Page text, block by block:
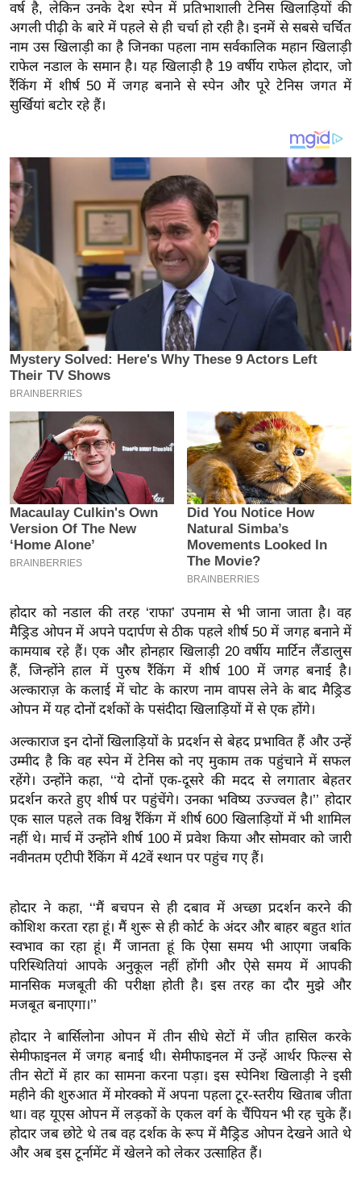
ष
ज्ञ
रा
य
ब
खे
ल
क्रि
के
ट
P
L
2
0
2
म
ई
-
पे
प
मि
सा
ल
बे
मि
ल
श
ख्सि
य
त
यं
इं
डि
या
सा
हि
ज
ग
त
ऑ
टो
व
वर्ष है, लेकिन उनके देश स्पेन में प्रतिभाशाली टेनिस खिलाड़ियों की
अगली पीढ़ी के बारे में पहले से ही चर्चा हो रही है। इनमें से सबसे चर्चित
नाम उस खिलाड़ी का है जिनका पहला नाम सर्वकालिक महान खिलाड़ी
राफेल नडाल के समान है। यह खिलाड़ी है 19 वर्षीय राफेल होदार, जो
रैंकिंग में शीर्ष 50 में जगह बनाने से स्पेन और पूरे टेनिस जगत में
सुर्खियां बटोर रहे हैं।
होदार को नडाल की तरह ‘राफा’ उपनाम से भी जाना जाता है। वह
मैड्रिड ओपन में अपने पदार्पण से ठीक पहले शीर्ष 50 में जगह बनाने में
कामयाब रहे हैं। एक और होनहार खिलाड़ी 20 वर्षीय मार्टिन लैंडालुस
हैं, जिन्होंने हाल में पुरुष रैंकिंग में शीर्ष 100 में जगह बनाई है।
अल्काराज़ के कलाई में चोट के कारण नाम वापस लेने के बाद मैड्रिड
ओपन में यह दोनों दर्शकों के पसंदीदा खिलाड़ियों में से एक होंगे।
अल्काराज इन दोनों खिलाड़ियों के प्रदर्शन से बेहद प्रभावित हैं और उन्हें
उम्मीद है कि वह स्पेन में टेनिस को नए मुकाम तक पहुंचाने में सफल
रहेंगे। उन्होंने कहा, ‘‘ये दोनों एक-दूसरे की मदद से लगातार बेहतर
प्रदर्शन करते हुए शीर्ष पर पहुंचेंगे। उनका भविष्य उज्ज्वल है।’’ होदार
एक साल पहले तक विश्व रैंकिंग में शीर्ष 600 खिलाड़ियों में भी शामिल
नहीं थे। मार्च में उन्होंने शीर्ष 100 में प्रवेश किया और सोमवार को जारी
नवीनतम एटीपी रैंकिंग में 42वें स्थान पर पहुंच गए हैं।
होदार ने कहा, ‘‘मैं बचपन से ही दबाव में अच्छा प्रदर्शन करने की
कोशिश करता रहा हूं। मैं शुरू से ही कोर्ट के अंदर और बाहर बहुत शांत
स्वभाव का रहा हूं। मैं जानता हूं कि ऐसा समय भी आएगा जबकि
परिस्थितियां आपके अनुकूल नहीं होंगी और ऐसे समय में आपकी
मानसिक मजबूती की परीक्षा होती है। इस तरह का दौर मुझे और
मजबूत बनाएगा।’’
होदार ने बार्सिलोना ओपन में तीन सीधे सेटों में जीत हासिल करके
सेमीफाइनल में जगह बनाई थी। सेमीफाइनल में उन्हें आर्थर फिल्स से
तीन सेटों में हार का सामना करना पड़ा। इस स्पेनिश खिलाड़ी ने इसी
महीने की शुरुआत में मोरक्को में अपना पहला टूर-स्तरीय खिताब जीता
था। वह यूएस ओपन में लड़कों के एकल वर्ग के चैंपियन भी रह चुके हैं।
होदार जब छोटे थे तब वह दर्शक के रूप में मैड्रिड ओपन देखने आते थे
और अब इस टूर्नामेंट में खेलने को लेकर उत्साहित हैं।